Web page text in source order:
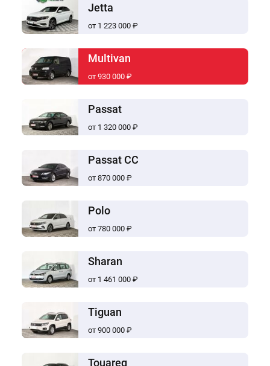
Jetta
от 1 223 000 ₽
Multivan
от 930 000 ₽
Passat
от 1 320 000 ₽
Passat CC
от 870 000 ₽
Polo
от 780 000 ₽
Sharan
от 1 461 000 ₽
Tiguan
от 900 000 ₽
Touareg